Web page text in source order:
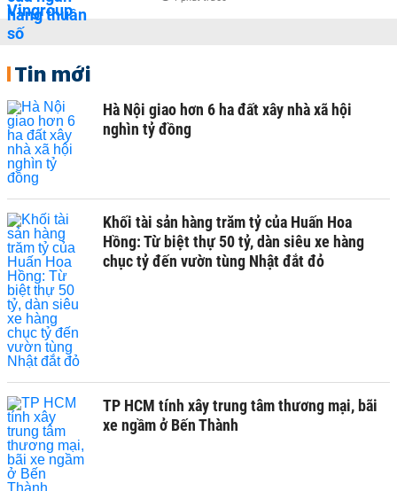
Tin mới
Hà Nội giao hơn 6 ha đất xây nhà xã hội
nghìn tỷ đồng
Khối tài sản hàng trăm tỷ của Huấn Hoa
Hồng: Từ biệt thự 50 tỷ, dàn siêu xe hàng
chục tỷ đến vườn tùng Nhật đắt đỏ
TP HCM tính xây trung tâm thương mại, bãi
xe ngầm ở Bến Thành